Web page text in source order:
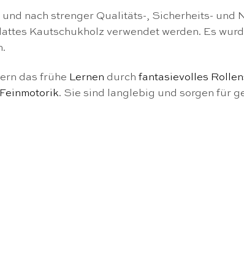
nach strenger Qualitäts-, Sicherheits-
Kautschukholz verwendet werden. Es
das frühe Lernen durch fantasievolles
Feinmotorik. Sie sind langlebig und sorgen für